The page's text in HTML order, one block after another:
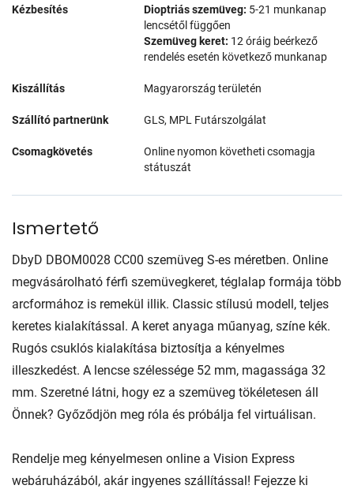
Kézbesítés Dioptriás szemüveg: 5-21 munkanap
lencsétől függően
Szemüveg keret: 12 óráig beérkező
rendelés esetén következő munkanap
Kiszállítás Magyarország területén
Szállító partnerünk GLS, MPL Futárszolgálat
Csomagkövetés
Online nyomon követheti csomagja
státuszát
Ismertető
DbyD DBOM0028 CC00 szemüveg S-es méretben. Online
megvásárolható férfi szemüvegkeret, téglalap formája több
arcformához is remekül illik. Classic stílusú modell, teljes
keretes kialakítással. A keret anyaga műanyag, színe kék.
Rugós csuklós kialakítása biztosítja a kényelmes
illeszkedést. A lencse szélessége 52 mm, magassága 32
mm. Szeretné látni, hogy ez a szemüveg tökéletesen áll
Önnek? Győződjön meg róla és próbálja fel virtuálisan.
Rendelje meg kényelmesen online a Vision Express
webáruházából, akár ingyenes szállítással! Fejezze ki